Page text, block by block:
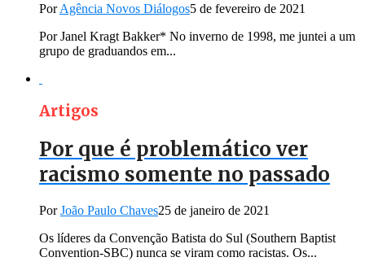
PorAgência Novos Diálogos5 de fevereiro de 2021
Por Janel Kragt Bakker* No inverno de 1998, me juntei a um
grupo de graduandos em...
Artigos
Por que é problemático ver
racismo somente no passado
PorJoão Paulo Chaves25 de janeiro de 2021
Os líderes da Convenção Batista do Sul (Southern Baptist
Convention-SBC) nunca se viram como racistas. Os...